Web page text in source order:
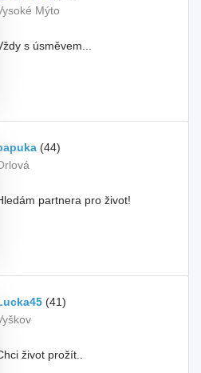
Mýto
s úsměvem...
(44)
partnera pro život!
(41)
život prožít..